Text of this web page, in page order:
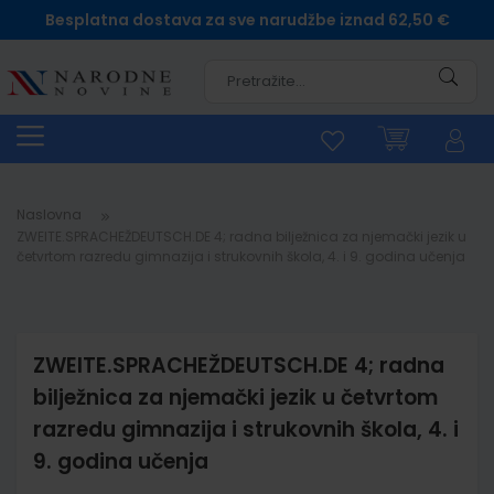
Besplatna dostava za sve narudžbe iznad 62,50 €
Naslovna
ZWEITE.SPRACHEŽDEUTSCH.DE 4; radna
bilježnica za njemački jezik u četvrtom
razredu gimnazija i strukovnih škola, 4. i
9. godina učenja